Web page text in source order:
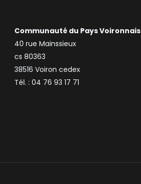
Communauté du Pays Voironnais
40 rue Mainssieux
cs 80363
38516 Voiron cedex
Tél. : 04 76 93 17 71